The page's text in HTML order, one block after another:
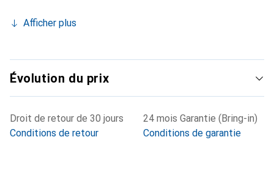
Afficher plus
Évolution du prix
Droit de retour de 30 jours
Conditions de retour
24 mois Garantie (Bring-in)
Conditions de garantie